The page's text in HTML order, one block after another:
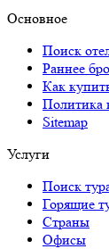
Основное
Поиск
Раннее
Как
Политика
Sitemap
Услуги
Поиск
Горящие
Страны
Офисы